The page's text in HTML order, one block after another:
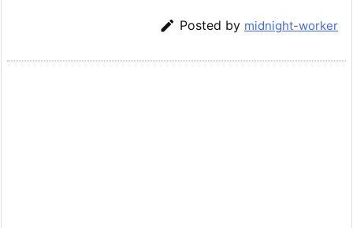
 Posted by midnight-worker